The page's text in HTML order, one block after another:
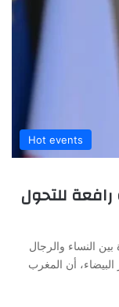
Hot events
للتحول
بين النساء والرجال
البيضاء، أن المغرب